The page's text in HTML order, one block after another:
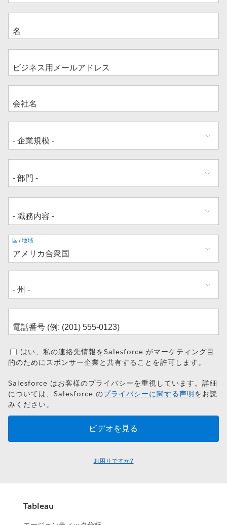
住
所
国/地域
はい、私の連絡先情報をSalesforce がマーケティング目
的のためにスポンサー企業と共有することを許可します。
Salesforce はお客様のプライバシーを重視しています。詳細
については、Salesforce のプライバシーに関する声明をお読
みください。
お困りですか?
Tableau